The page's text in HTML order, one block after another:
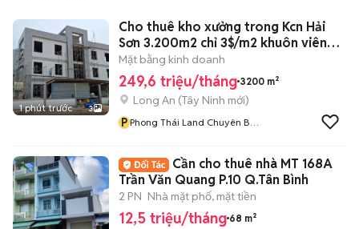
1 phút trước 3
Cho thuê kho xưởng trong Kcn Hải
Sơn 3.200m2 chỉ 3$/m2 khuôn viên
rộng
Mặt bằng kinh doanh
249,6 triệu/tháng 3200 m²
Long An (Tây Ninh mới)
P Phong Thái Land Chuyên Bất
Cần cho thuê nhà MT 168A
Trần Văn Quang P.10 Q.Tân Bình
2 PN Nhà mặt phố, mặt tiền
12,5 triệu/tháng 68 m²